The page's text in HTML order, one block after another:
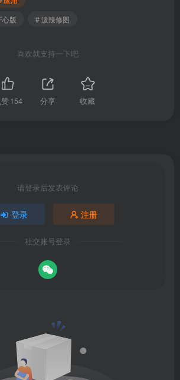
心版 # 泼辣修图
喜欢就支持一下吧
154 分享 收藏
请登录后发表评论
登录 注册
社交账号登录